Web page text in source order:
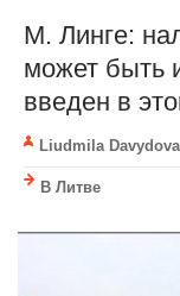
М. Линге:
может быть
введен в
Liudmila Davydova
В Литве